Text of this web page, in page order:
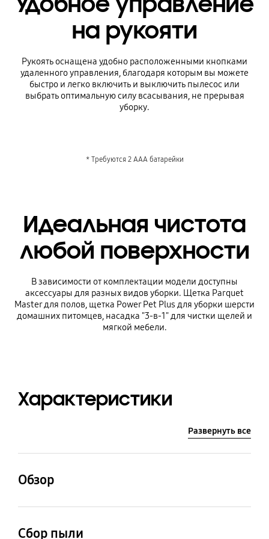
на рукояти
Рукоять оснащена удобно расположенными кнопками
удаленного управления, благодаря которым вы можете
быстро и легко включить и выключить пылесос или
выбрать оптимальную силу всасывания, не прерывая
уборку.
* Требуются 2 AAA батарейки
Идеальная чистота
любой поверхности
В зависимости от комплектации модели доступны
аксессуары для разных видов уборки. Щетка Parquet
Master для полов, щетка Power Pet Plus для уборки шерсти
домашних питомцев, насадка "3-в-1" для чистки щелей и
мягкой мебели.
Характеристики
Развернуть все
Обзор
пылесборника
Сбор пыли